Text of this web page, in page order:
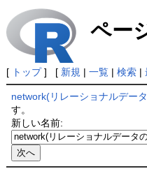
ペー
[ トップ] [ 新規 | 一覧| 検索|
network(リレーショナルデー
す。
新しい名前: